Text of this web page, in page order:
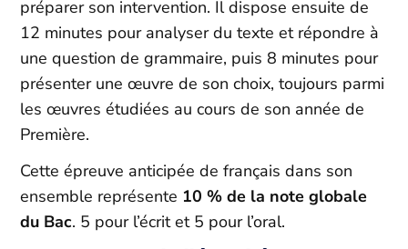
préparer son intervention. Il dispose ensuite de
12 minutes pour analyser du texte et répondre à
une question de grammaire, puis 8 minutes pour
présenter une œuvre de son choix, toujours parmi
les œuvres étudiées au cours de son année de
Première.
Cette épreuve anticipée de français dans son
ensemble représente 10 % de la note globale
du Bac. 5 pour l’écrit et 5 pour l’oral.